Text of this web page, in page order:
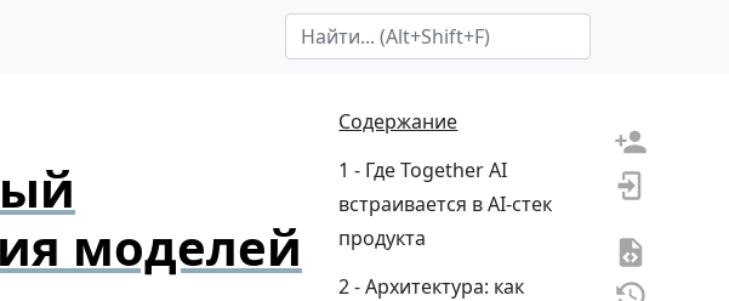
Search Term
моделей
Содержание
Где Together AI
встраивается в AI-стек
продукта
Архитектура: как